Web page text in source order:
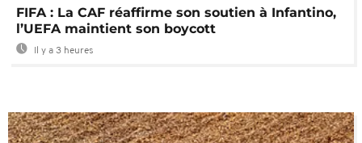
FIFA : La CAF réaffirme son soutien à Infantino,
l’UEFA maintient son boycott
Il y a 3 heures